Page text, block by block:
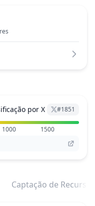
por X #1851
1000
1500
Captação de Recursos